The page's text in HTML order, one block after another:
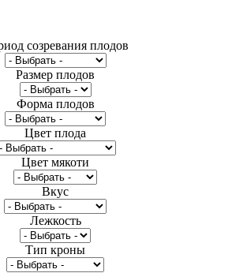
созревания плодов
Размер плодов
Форма плодов
Цвет плода
Цвет мякоти
Вкус
Лежкость
Тип кроны